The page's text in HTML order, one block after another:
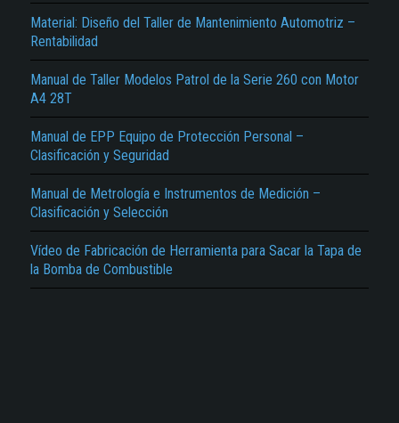
Material: Diseño del Taller de Mantenimiento Automotriz –
Rentabilidad
Manual de Taller Modelos Patrol de la Serie 260 con Motor
A4 28T
Manual de EPP Equipo de Protección Personal –
Clasificación y Seguridad
Manual de Metrología e Instrumentos de Medición –
Clasificación y Selección
Vídeo de Fabricación de Herramienta para Sacar la Tapa de
la Bomba de Combustible
El Título es incorrecto según el contenido.
Texto o Imagen de portada son erróneos.
No carga o no se visualiza el contenido.